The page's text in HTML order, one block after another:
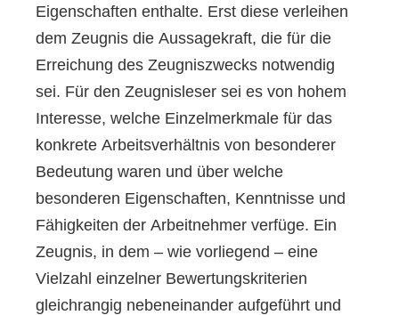
Eigenschaften enthalte. Erst diese verleihen
dem Zeugnis die Aussagekraft, die für die
Erreichung des Zeugniszwecks notwendig
sei. Für den Zeugnisleser sei es von hohem
Interesse, welche Einzelmerkmale für das
konkrete Arbeitsverhältnis von besonderer
Bedeutung waren und über welche
besonderen Eigenschaften, Kenntnisse und
Fähigkeiten der Arbeitnehmer verfüge. Ein
Zeugnis, in dem – wie vorliegend – eine
Vielzahl einzelner Bewertungskriterien
gleichrangig nebeneinander aufgeführt und